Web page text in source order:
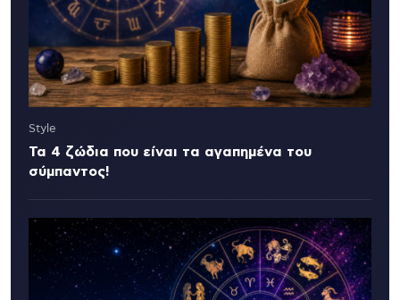
Style
Τα 4 ζώδια που είναι τα αγαπημένα του
σύμπαντος!